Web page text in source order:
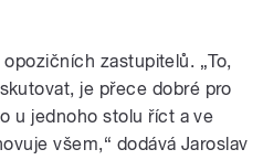
zastupitelů. „To,
je přece dobré pro
u jednoho stolu říct a ve
všem,“ dodává Jaroslav